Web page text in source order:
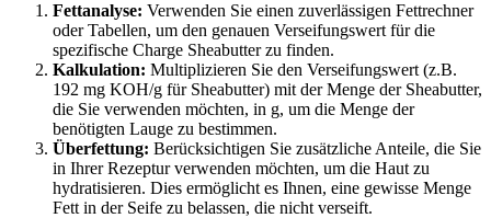
Fettanalyse: Verwenden Sie einen zuverlässigen Fettrechner
oder Tabellen, um den genauen Verseifungswert für die
spezifische Charge Sheabutter zu finden.
Kalkulation: Multiplizieren Sie den Verseifungswert (z.B.
192 mg KOH/g für Sheabutter) mit der Menge der Sheabutter,
die Sie verwenden möchten, in g, um die Menge der
benötigten Lauge zu bestimmen.
Überfettung: Berücksichtigen Sie zusätzliche Anteile, die Sie
in Ihrer Rezeptur verwenden möchten, um die Haut zu
hydratisieren. Dies ermöglicht es Ihnen, eine gewisse Menge
Fett in der Seife zu belassen, die nicht verseift.